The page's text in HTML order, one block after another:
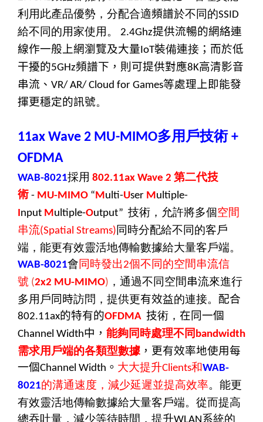
利用此產品優勢，分配合適頻譜於不同的SSID
給不同的用家使用。 2.4Ghz提供流暢的網絡連
線作一般上網瀏覽及大量IoT裝備連接 ；而於低
干擾的5GHz頻譜下，則可提供對應8K高清影音
串流、 VR/ AR/ Cloud for Games等處理上即能發
揮更穩定的訊號。
11ax Wave 2 MU-MIMO多用戶技術 +
OFDMA
WAB-8021採用 802.11ax Wave 2 第二代技
術 - MU-MIMO “Multi-User Multiple-
Input Multiple-Output” 技術，允許將多個空間
串流(Spatial Streams) 同時分配給不同的客戶
端，能更有效靈活地傳輸數據給大量客戶端。
WAB-8021會同時發出2個不同的空間串流信
號 (2x2 MU-MIMO) ， 通過不同空間串流來進行
多用戶同時訪問，提供更有效益的連接。 配合
802.11ax的特有的OFDMA 技術， 在同一個
Channel Width中， 能夠同時處理不同 bandwidth
需求用戶端的各類型數據 ，更有效率地使用每
一個Channel Width 。 大大提升Clients和WAB-
8021的溝通速度，減少延遲並提高效率。能更
有效靈活地傳輸數據給大量客戶端。從而提高
總吞吐量，減少等待時間，提升
系統的